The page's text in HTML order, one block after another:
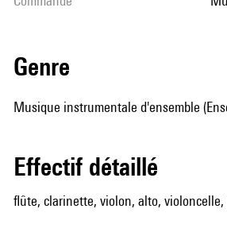
genre
Musique instrumentale d'ensemble
effectif détaillé
flûte, clarinette, violon, alto,